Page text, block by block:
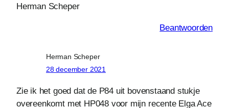
Herman Scheper
Beantwoorden
Herman Scheper
28 december 2021
Zie ik het goed dat de P84 uit bovenstaand stukje
overeenkomt met HP048 voor mijn recente Elga Ace